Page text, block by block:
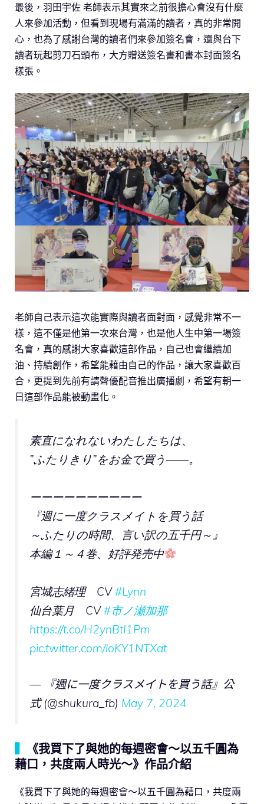
最後，羽田宇佐 老師表示其實來之前很擔心會沒有什麼
人來參加活動，但看到現場有滿滿的讀者，真的非常開
心，也為了感謝台灣的讀者們來參加簽名會，還與台下
讀者玩起剪刀石頭布，大方贈送簽名書和書本封面簽名
樣張。
老師自己表示這次能實際與讀者面對面，感覺非常不一
樣，這不僅是他第一次來台灣，也是他人生中第一場簽
名會，真的感謝大家喜歡這部作品，自己也會繼續加
油、持續創作，希望能藉由自己的作品，讓大家喜歡百
合，更提到先前有請聲優配音推出廣播劇，希望有朝一
日這部作品能被動畫化。
素直になれないわたしたちは、
”ふたりきり”をお金で買う――。
ーーーーーーーーーー
『週に一度クラスメイトを買う話
～ふたりの時間、言い訳の五千円～』
本編１～４巻、好評発売中
宮城志緒理 CV#Lynn
仙台葉月 CV#市ノ瀬加那
https://t.co/H2ynBtI1Pm
pic.twitter.com/loKY1NTXat
— 『週に一度クラスメイトを買う話』公
式 (@shukura_fb) May 7, 2024
《我買下了與她的每週密會～以五千圓為
藉口，共度兩人時光～》作品介紹
《我買下了與她的每週密會～以五千圓為藉口，共度兩